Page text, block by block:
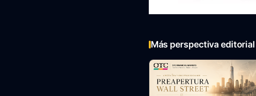
Más perspectiva editorial